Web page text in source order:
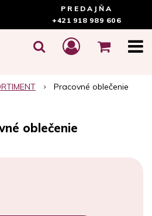
PREDAJŇA
+421 918 989 606
Pracovné oblečenie
oblečenie